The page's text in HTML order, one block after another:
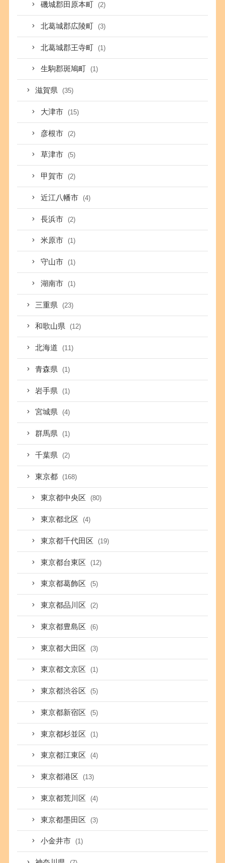
磯城郡田原本町 (2)
北葛城郡広陵町 (3)
北葛城郡王寺町 (1)
生駒郡斑鳩町 (1)
滋賀県 (35)
大津市 (15)
彦根市 (2)
草津市 (5)
甲賀市 (2)
近江八幡市 (4)
長浜市 (2)
米原市 (1)
守山市 (1)
湖南市 (1)
三重県 (23)
和歌山県 (12)
北海道 (11)
青森県 (1)
岩手県 (1)
宮城県 (4)
群馬県 (1)
千葉県 (2)
東京都 (168)
東京都中央区 (80)
東京都北区 (4)
東京都千代田区 (19)
東京都台東区 (12)
東京都葛飾区 (5)
東京都品川区 (2)
東京都豊島区 (6)
東京都大田区 (3)
東京都文京区 (1)
東京都渋谷区 (5)
東京都新宿区 (5)
東京都杉並区 (1)
東京都江東区 (4)
東京都港区 (13)
東京都荒川区 (4)
東京都墨田区 (3)
小金井市 (1)